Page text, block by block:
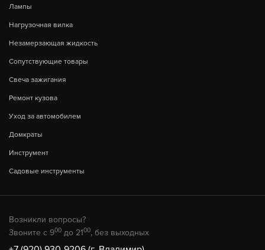
Лампы
Нагрузочная вилка
Незамерзающая жидкость
Сопутствующие товары
Свеча зажигания
Ремонт кузова
Уход за автомобилем
Домкраты
Инструмент
Садовые инструменты
Возникли вопросы?
Звоните с 900 до 2100, без выходных